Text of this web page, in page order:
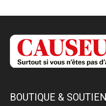
BOUTIQUE & SOUTIEN